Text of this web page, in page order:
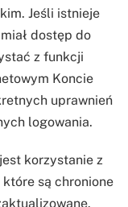
Jeśli istnieje
dostęp do
z funkcji
Koncie
uprawnień
logowania.
korzystanie z
są chronione